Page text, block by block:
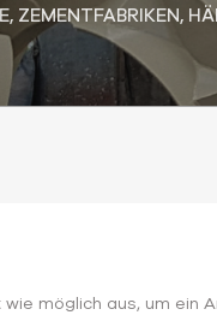
ZEMENTFABRIKEN,
möglich aus, um ein